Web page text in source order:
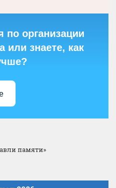
по организации
или знаете, как
памяти»